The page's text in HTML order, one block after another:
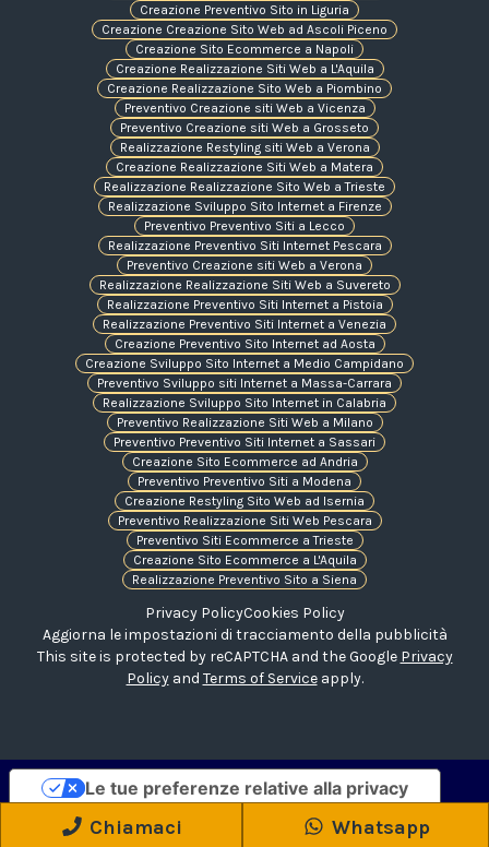
Creazione Preventivo Sito in Liguria
Creazione Creazione Sito Web ad Ascoli Piceno
Creazione Sito Ecommerce a Napoli
Creazione Realizzazione Siti Web a L'Aquila
Creazione Realizzazione Sito Web a Piombino
Preventivo Creazione siti Web a Vicenza
Preventivo Creazione siti Web a Grosseto
Realizzazione Restyling siti Web a Verona
Creazione Realizzazione Siti Web a Matera
Realizzazione Realizzazione Sito Web a Trieste
Realizzazione Sviluppo Sito Internet a Firenze
Preventivo Preventivo Siti a Lecco
Realizzazione Preventivo Siti Internet Pescara
Preventivo Creazione siti Web a Verona
Realizzazione Realizzazione Siti Web a Suvereto
Realizzazione Preventivo Siti Internet a Pistoia
Realizzazione Preventivo Siti Internet a Venezia
Creazione Preventivo Sito Internet ad Aosta
Creazione Sviluppo Sito Internet a Medio Campidano
Preventivo Sviluppo siti Internet a Massa-Carrara
Realizzazione Sviluppo Sito Internet in Calabria
Preventivo Realizzazione Siti Web a Milano
Preventivo Preventivo Siti Internet a Sassari
Creazione Sito Ecommerce ad Andria
Preventivo Preventivo Siti a Modena
Creazione Restyling Sito Web ad Isernia
Preventivo Realizzazione Siti Web Pescara
Preventivo Siti Ecommerce a Trieste
Creazione Sito Ecommerce a L'Aquila
Realizzazione Preventivo Sito a Siena
Privacy PolicyCookies Policy
Aggiorna le impostazioni di tracciamento della pubblicità
This site is protected by reCAPTCHA and the Google Privacy
Policyand Terms of Serviceapply.
Chiamaci Whatsapp
Informativa sulla raccolta
Le tue preferenze relative alla privacy